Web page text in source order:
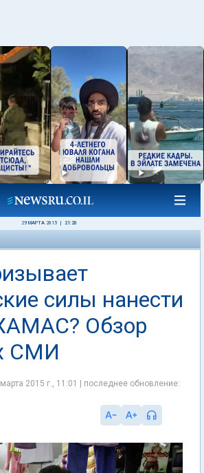
29 МАРТА 2015 21:20
силы нанести
Обзор
СМИ
2015 г., 11:01 | последнее обновление: